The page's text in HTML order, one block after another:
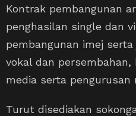
Kontrak pembangunan
penghasilan single dan
pembangunan imej
vokal dan
media serta pengurusan
Turut disediakan